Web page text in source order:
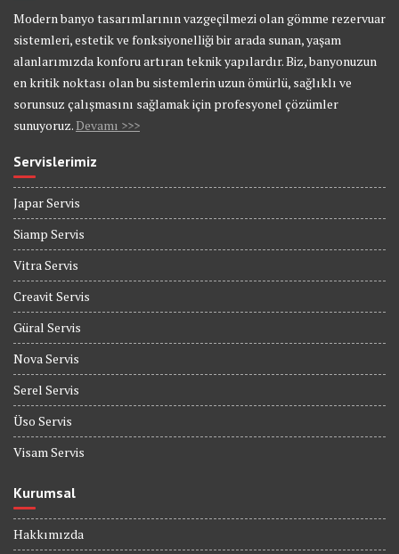
Modern banyo tasarımlarının vazgeçilmezi olan gömme rezervuar
sistemleri, estetik ve fonksiyonelliği bir arada sunan, yaşam
alanlarımızda konforu artıran teknik yapılardır. Biz, banyonuzun
en kritik noktası olan bu sistemlerin uzun ömürlü, sağlıklı ve
sorunsuz çalışmasını sağlamak için profesyonel çözümler
sunuyoruz.Devamı >>>
Servislerimiz
Japar Servis
Siamp Servis
Vitra Servis
Creavit Servis
Güral Servis
Nova Servis
Serel Servis
Üso Servis
Visam Servis
Kurumsal
Hakkımızda